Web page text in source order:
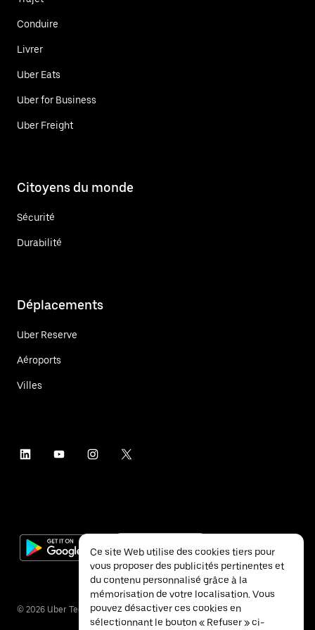
Conduire
Livrer
Uber Eats
Uber for Business
Uber Freight
Citoyens du monde
Sécurité
Durabilité
Déplacements
Uber Reserve
Aéroports
Villes
© 2026 Uber Technologies Inc.
Ce site Web utilise des cookies tiers pour
vous proposer des publicités pertinentes et
du contenu personnalisé grâce à la
mémorisation de votre localisation. Vous
pouvez désactiver ces cookies en
sélectionnant le bouton « Refuser » ci-